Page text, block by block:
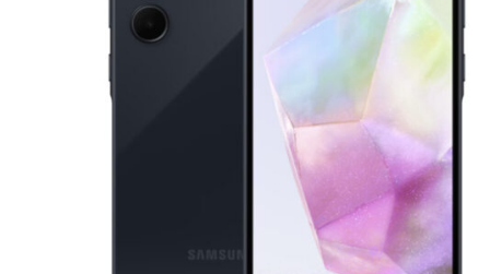
CASE FANS
LIQUID COOLERS
CPU COOLERS